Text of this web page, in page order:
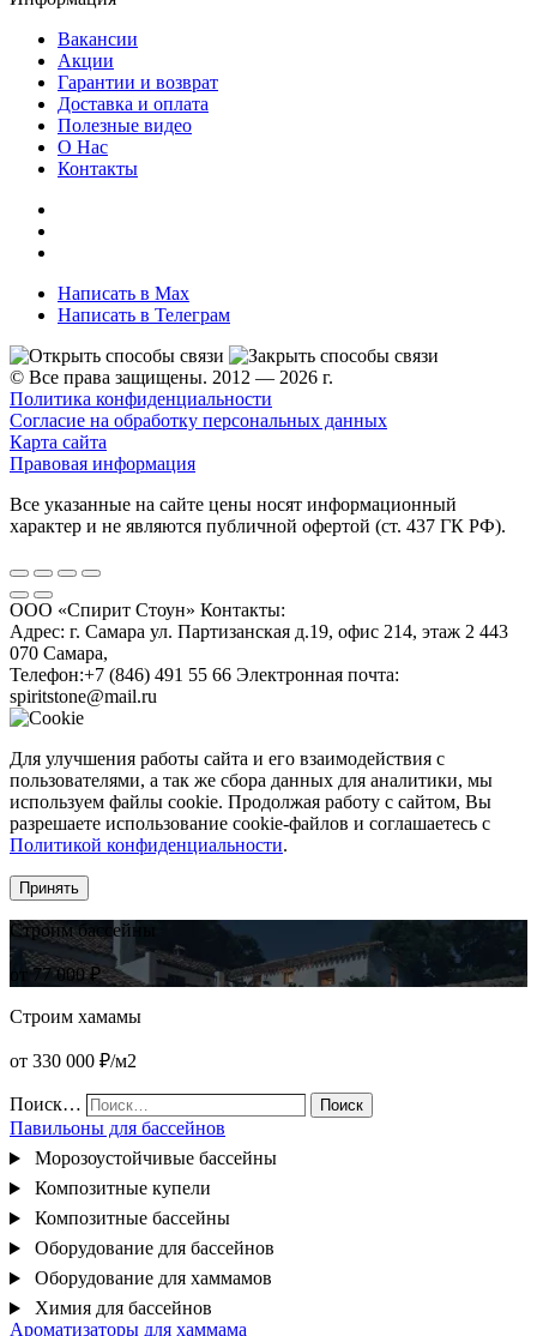
Вакансии
Акции
Гарантии и возврат
Доставка и оплата
Полезные видео
О Нас
Контакты
Написать в Max
Написать в Телеграм
© Все права защищены. 2012 — 2026 г.
Политика конфиденциальности
Согласие на обработку персональных данных
Карта сайта
Правовая информация
Все указанные на сайте цены носят информационный
характер и не являются публичной офертой (ст. 437 ГК РФ).
ООО «Спирит Стоун» Контакты:
Адрес: г. Самара ул. Партизанская д.19, офис 214, этаж 2 443
070 Самара,
Телефон:+7 (846) 491 55 66 Электронная почта:
spiritstone@mail.ru
Для улучшения работы сайта и его взаимодействия с
пользователями, а так же сбора данных для аналитики, мы
используем файлы cookie. Продолжая работу с сайтом, Вы
разрешаете использование cookie-файлов и соглашаетесь с
Политикой конфиденциальности.
Принять
Строим бассейны
от 77 000 ₽
Строим хамамы
от 330 000 ₽/м2
Поиск… Поиск
Павильоны для бассейнов
Морозоустойчивые бассейны
Композитные купели
Композитные бассейны
Оборудование для бассейнов
Оборудование для хаммамов
Химия для бассейнов
Ароматизаторы для хаммама